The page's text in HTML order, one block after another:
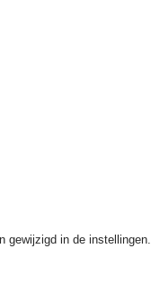
gewijzigd in de instellingen.